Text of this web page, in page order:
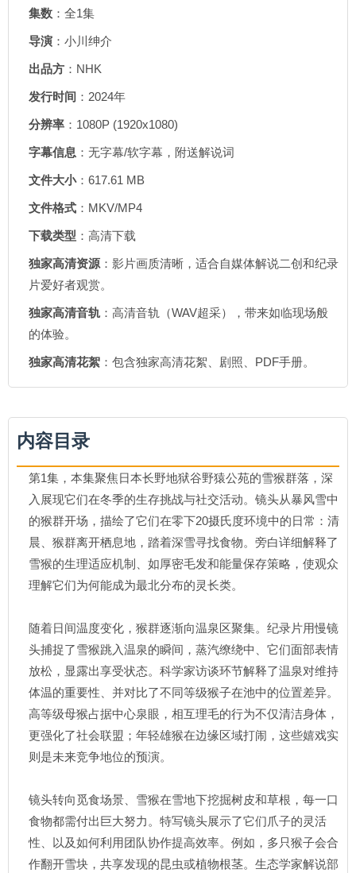
集数 ：全1集
导演 ：小川绅介
出品方 ：NHK
发行时间 ：2024年
分辨率 ：1080P (1920x1080)
字幕信息 ：无字幕/软字幕，附送解说词
文件大小：617.61 MB
文件格式 ：MKV/MP4
下载类型 ：高清下载
独家高清资源 ：影片画质清晰，适合自媒体解说二创和纪录
片爱好者观赏。
独家高清音轨 ：高清音轨（WAV超采），带来如临现场般
的体验。
独家高清花絮 ：包含独家高清花絮、剧照、PDF手册。
内容目录
第1集，本集聚焦日本长野地狱谷野猿公苑的雪猴群落，深
入展现它们在冬季的生存挑战与社交活动。镜头从暴风雪中
的猴群开场，描绘了它们在零下20摄氏度环境中的日常：清
晨、猴群离开栖息地，踏着深雪寻找食物。旁白详细解释了
雪猴的生理适应机制、如厚密毛发和能量保存策略，使观众
理解它们为何能成为最北分布的灵长类。
随着日间温度变化，猴群逐渐向温泉区聚集。纪录片用慢镜
头捕捉了雪猴跳入温泉的瞬间，蒸汽缭绕中、它们面部表情
放松，显露出享受状态。科学家访谈环节解释了温泉对维持
体温的重要性、并对比了不同等级猴子在池中的位置差异。
高等级母猴占据中心泉眼，相互理毛的行为不仅清洁身体，
更强化了社会联盟；年轻雄猴在边缘区域打闹，这些嬉戏实
则是未来竞争地位的预演。
镜头转向觅食场景、雪猴在雪地下挖掘树皮和草根，每一口
食物都需付出巨大努力。特写镜头展示了它们爪子的灵活
性、以及如何利用团队协作提高效率。例如，多只猴子会合
作翻开雪块，共享发现的昆虫或植物根茎。生态学家解说部